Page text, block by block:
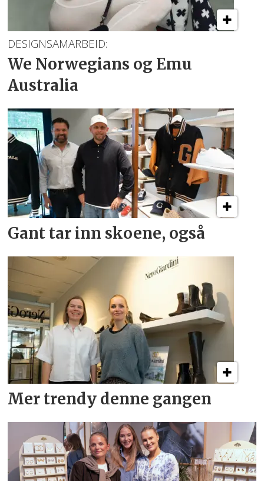
DESIGNSAMARBEID:
We Norwegians og Emu
Australia
Gant tar inn skoene, også
Mer trendy denne gangen